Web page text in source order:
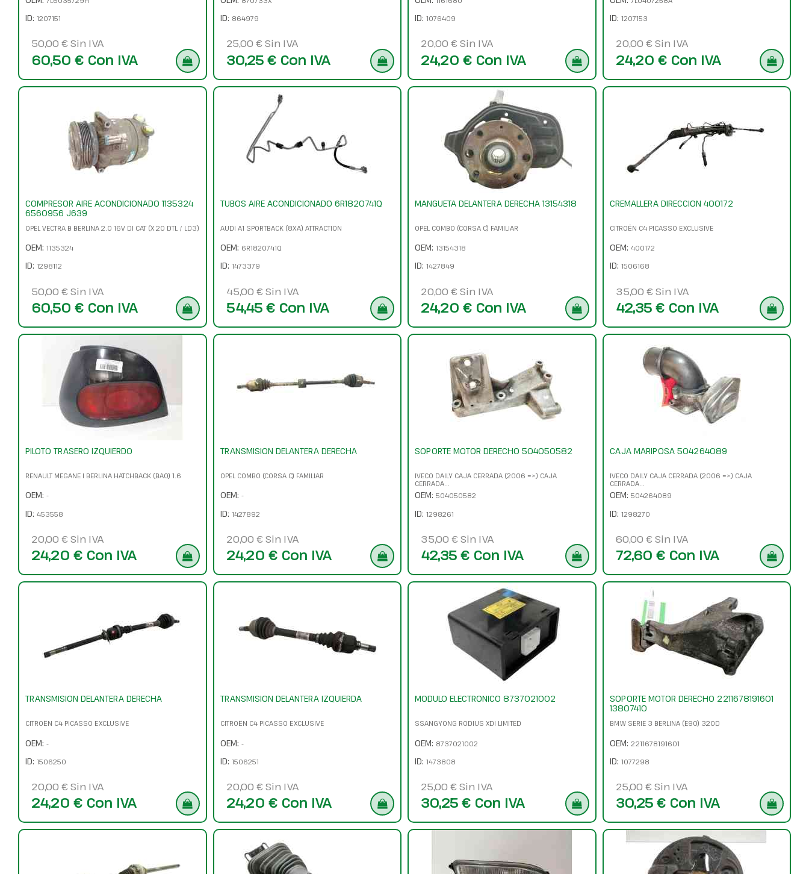
ID: 1207151
50,00 € Sin IVA
60,50 € Con IVA
ID: 864979
25,00 € Sin IVA
30,25 € Con IVA
ID: 1076409
20,00 € Sin IVA
24,20 € Con IVA
ID: 1207153
20,00 € Sin IVA
24,20 € Con IVA
COMPRESOR AIRE ACONDICIONADO 1135324
6560956 J639
OPEL VECTRA B BERLINA 2.0 16V DI CAT (X 20 DTL / LD3)
OEM: 1135324
ID: 1298112
50,00 € Sin IVA
60,50 € Con IVA
TUBOS AIRE ACONDICIONADO 6R1820741Q
AUDI A1 SPORTBACK (8XA) ATTRACTION
OEM: 6R1820741Q
ID: 1473379
45,00 € Sin IVA
54,45 € Con IVA
MANGUETA DELANTERA DERECHA 13154318
OPEL COMBO (CORSA C) FAMILIAR
OEM: 13154318
ID: 1427849
20,00 € Sin IVA
24,20 € Con IVA
CREMALLERA DIRECCION 400172
CITROËN C4 PICASSO EXCLUSIVE
OEM: 400172
ID: 1506168
35,00 € Sin IVA
42,35 € Con IVA
PILOTO TRASERO IZQUIERDO
RENAULT MEGANE I BERLINA HATCHBACK (BA0) 1.6
OEM: -
ID: 453558
20,00 € Sin IVA
24,20 € Con IVA
TRANSMISION DELANTERA DERECHA
OPEL COMBO (CORSA C) FAMILIAR
OEM: -
ID: 1427892
20,00 € Sin IVA
24,20 € Con IVA
SOPORTE MOTOR DERECHO 504050582
IVECO DAILY CAJA CERRADA (2006 =>) CAJA
CERRADA...
OEM: 504050582
ID: 1298261
35,00 € Sin IVA
42,35 € Con IVA
CAJA MARIPOSA 504264089
IVECO DAILY CAJA CERRADA (2006 =>) CAJA
CERRADA...
OEM: 504264089
ID: 1298270
60,00 € Sin IVA
72,60 € Con IVA
TRANSMISION DELANTERA DERECHA
CITROËN C4 PICASSO EXCLUSIVE
OEM: -
ID: 1506250
20,00 € Sin IVA
24,20 € Con IVA
TRANSMISION DELANTERA IZQUIERDA
CITROËN C4 PICASSO EXCLUSIVE
OEM: -
ID: 1506251
20,00 € Sin IVA
24,20 € Con IVA
MODULO ELECTRONICO 8737021002
SSANGYONG RODIUS XDI LIMITED
OEM: 8737021002
ID: 1473808
25,00 € Sin IVA
30,25 € Con IVA
SOPORTE MOTOR DERECHO 2211678191601
13807410
BMW SERIE 3 BERLINA (E90) 320D
OEM: 2211678191601
ID: 1077298
25,00 € Sin IVA
30,25 € Con IVA